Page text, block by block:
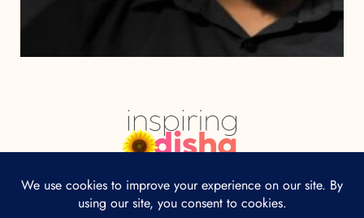
ABOUT CONTACT
Our site uses cookies. Learn more about our